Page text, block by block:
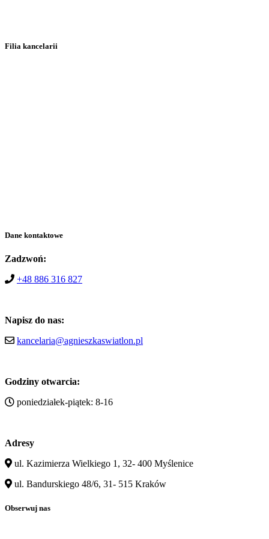
Filia kancelarii
Dane kontaktowe
Zadzwoń:
+48 886 316 827
Napisz do nas:
kancelaria@agnieszkaswiatlon.pl
Godziny otwarcia:
poniedziałek-piątek: 8-16
Adresy
ul. Kazimierza Wielkiego 1, 32- 400 Myślenice
ul. Bandurskiego 48/6, 31- 515 Kraków
Obserwuj nas